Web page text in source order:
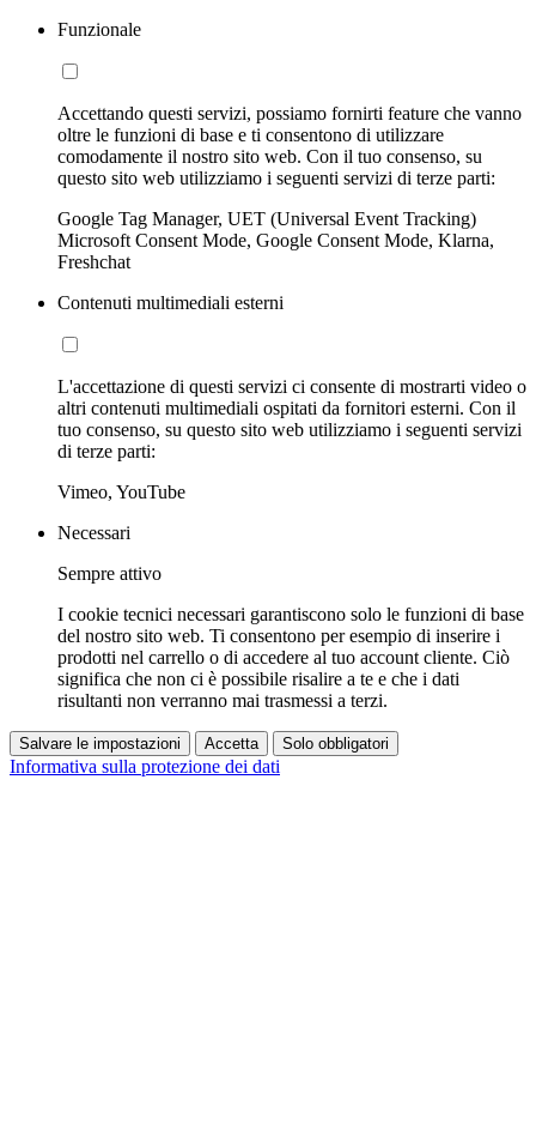
Funzionale
Accettando questi servizi, possiamo fornirti feature che vanno
oltre le funzioni di base e ti consentono di utilizzare
comodamente il nostro sito web. Con il tuo consenso, su
questo sito web utilizziamo i seguenti servizi di terze parti:
Google Tag Manager, UET (Universal Event Tracking)
Microsoft Consent Mode, Google Consent Mode, Klarna,
Freshchat
Contenuti multimediali esterni
L'accettazione di questi servizi ci consente di mostrarti video o
altri contenuti multimediali ospitati da fornitori esterni. Con il
tuo consenso, su questo sito web utilizziamo i seguenti servizi
di terze parti:
Vimeo, YouTube
Necessari
Sempre attivo
I cookie tecnici necessari garantiscono solo le funzioni di base
del nostro sito web. Ti consentono per esempio di inserire i
prodotti nel carrello o di accedere al tuo account cliente. Ciò
significa che non ci è possibile risalire a te e che i dati
risultanti non verranno mai trasmessi a terzi.
Salvare le impostazioni Accetta Solo obbligatori
Informativa sulla protezione dei dati